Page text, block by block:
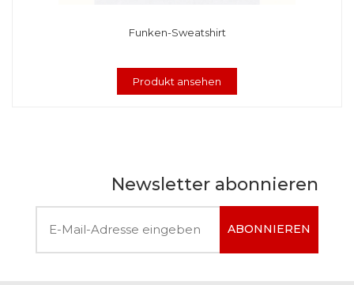
Funken-Sweatshirt
Produkt ansehen
Newsletter abonnieren
ABONNIEREN